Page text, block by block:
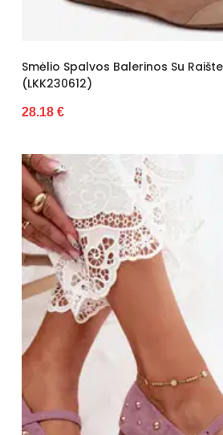
Smėlio Spalvos Balerinos Su
(LKK230612)
28.18 €